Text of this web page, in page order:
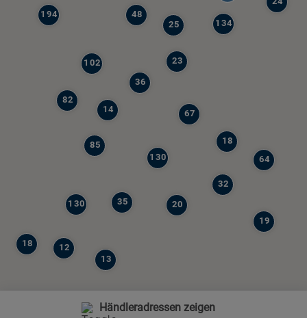
85
194
130
64
67
82
36
130
134
23
35
102
19
48
14
12
18
32
13
20
25
18
Händleradressen zeigen